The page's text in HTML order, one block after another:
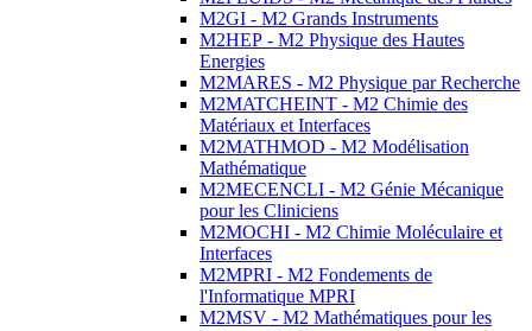
M2GI - M2 Grands Instruments
M2HEP - M2 Physique des Hautes
Energies
M2MARES - M2 Physique par Recherche
M2MATCHEINT - M2 Chimie des
Matériaux et Interfaces
M2MATHMOD - M2 Modélisation
Mathématique
M2MECENCLI - M2 Génie Mécanique
pour les Cliniciens
M2MOCHI - M2 Chimie Moléculaire et
Interfaces
M2MPRI - M2 Fondements de
l'Informatique MPRI
M2MSV - M2 Mathématiques pour les